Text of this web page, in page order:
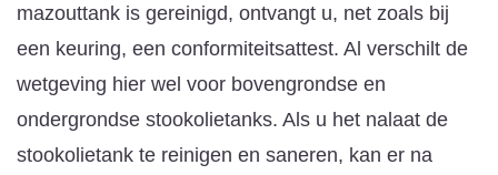
mazouttank is gereinigd, ontvangt u, net zoals bij
een keuring, een conformiteitsattest. Al verschilt de
wetgeving hier wel voor bovengrondse en
ondergrondse stookolietanks. Als u het nalaat de
stookolietank te reinigen en saneren, kan er na